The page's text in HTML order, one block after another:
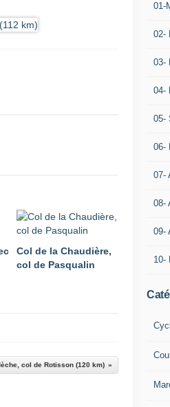
Col de la Chaudière,
col de Pasqualin
col de Rotisson (120 km)
01-
02-
03-
04-
05-
06-
07-
08-
09-
10-